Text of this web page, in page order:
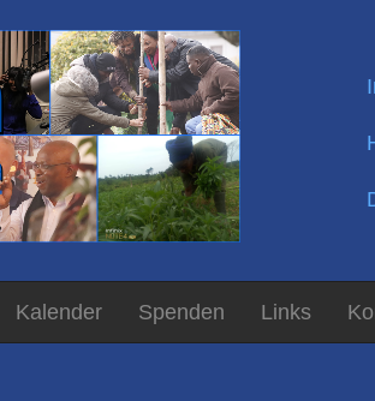
Kalender Spenden Links